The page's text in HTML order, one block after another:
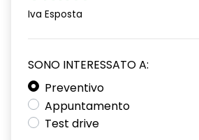
Iva Esposta
SONO INTERESSATO A:
Preventivo
Appuntamento
Test drive